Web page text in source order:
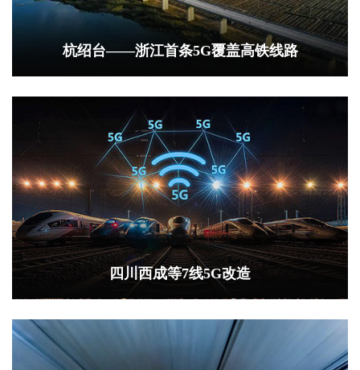
杭绍台——浙江首条5G覆盖高铁线路
四川西成等7线5G改造